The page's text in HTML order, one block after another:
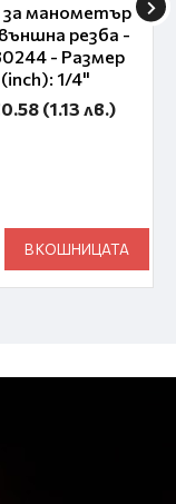
за манометър
резба -
- Размер
(inch): 1/4"
(1.13 лв.)
В КОШНИЦАТА